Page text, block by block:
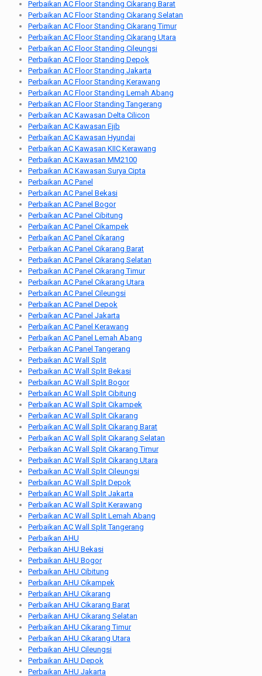
Perbaikan AC Floor Standing Cikarang Barat
Perbaikan AC Floor Standing Cikarang Selatan
Perbaikan AC Floor Standing Cikarang Timur
Perbaikan AC Floor Standing Cikarang Utara
Perbaikan AC Floor Standing Cileungsi
Perbaikan AC Floor Standing Depok
Perbaikan AC Floor Standing Jakarta
Perbaikan AC Floor Standing Kerawang
Perbaikan AC Floor Standing Lemah Abang
Perbaikan AC Floor Standing Tangerang
Perbaikan AC Kawasan Delta Cilicon
Perbaikan AC Kawasan Ejib
Perbaikan AC Kawasan Hyundai
Perbaikan AC Kawasan KIIC Kerawang
Perbaikan AC Kawasan MM2100
Perbaikan AC Kawasan Surya Cipta
Perbaikan AC Panel
Perbaikan AC Panel Bekasi
Perbaikan AC Panel Bogor
Perbaikan AC Panel Cibitung
Perbaikan AC Panel Cikampek
Perbaikan AC Panel Cikarang
Perbaikan AC Panel Cikarang Barat
Perbaikan AC Panel Cikarang Selatan
Perbaikan AC Panel Cikarang Timur
Perbaikan AC Panel Cikarang Utara
Perbaikan AC Panel Cileungsi
Perbaikan AC Panel Depok
Perbaikan AC Panel Jakarta
Perbaikan AC Panel Kerawang
Perbaikan AC Panel Lemah Abang
Perbaikan AC Panel Tangerang
Perbaikan AC Wall Split
Perbaikan AC Wall Split Bekasi
Perbaikan AC Wall Split Bogor
Perbaikan AC Wall Split Cibitung
Perbaikan AC Wall Split Cikampek
Perbaikan AC Wall Split Cikarang
Perbaikan AC Wall Split Cikarang Barat
Perbaikan AC Wall Split Cikarang Selatan
Perbaikan AC Wall Split Cikarang Timur
Perbaikan AC Wall Split Cikarang Utara
Perbaikan AC Wall Split Cileungsi
Perbaikan AC Wall Split Depok
Perbaikan AC Wall Split Jakarta
Perbaikan AC Wall Split Kerawang
Perbaikan AC Wall Split Lemah Abang
Perbaikan AC Wall Split Tangerang
Perbaikan AHU
Perbaikan AHU Bekasi
Perbaikan AHU Bogor
Perbaikan AHU Cibitung
Perbaikan AHU Cikampek
Perbaikan AHU Cikarang
Perbaikan AHU Cikarang Barat
Perbaikan AHU Cikarang Selatan
Perbaikan AHU Cikarang Timur
Perbaikan AHU Cikarang Utara
Perbaikan AHU Cileungsi
Perbaikan AHU Depok
Perbaikan AHU Jakarta